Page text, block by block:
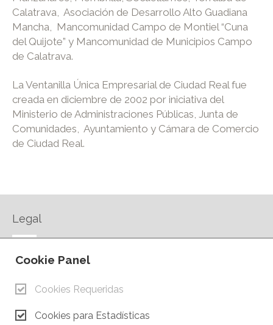
Calatrava, Asociación de Desarrollo Alto Guadiana
Mancha, Mancomunidad Campo de Montiel “Cuna
del Quijote” y Mancomunidad de Municipios Campo
de Calatrava.
La Ventanilla Única Empresarial de Ciudad Real fue
creada en diciembre de 2002 por iniciativa del
Ministerio de Administraciones Públicas, Junta de
Comunidades, Ayuntamiento y Cámara de Comercio
de Ciudad Real.
Legal
AVISO LEGAL
CONTACTO
Cookie Panel
Cookies Requeridas
Cookies para Estadísticas